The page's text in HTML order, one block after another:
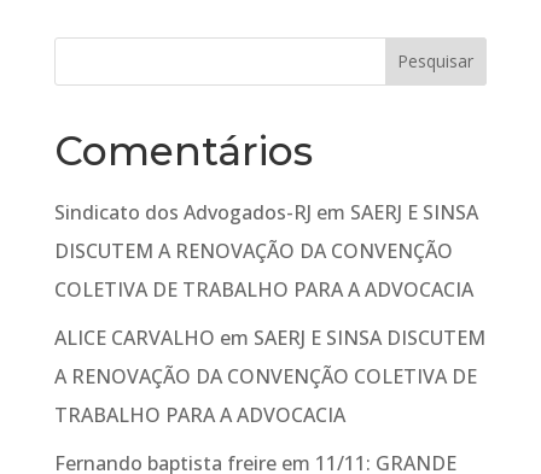
Comentários
Sindicato dos Advogados-RJ em SAERJ E SINSA
DISCUTEM A RENOVAÇÃO DA CONVENÇÃO
COLETIVA DE TRABALHO PARA A ADVOCACIA
ALICE CARVALHO em SAERJ E SINSA DISCUTEM
A RENOVAÇÃO DA CONVENÇÃO COLETIVA DE
TRABALHO PARA A ADVOCACIA
Fernando baptista freireem 11/11: GRANDE